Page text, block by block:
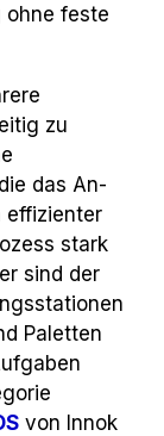
ohne feste
zu
das An-
effizienter
stark
sind der
Paletten
von Innok